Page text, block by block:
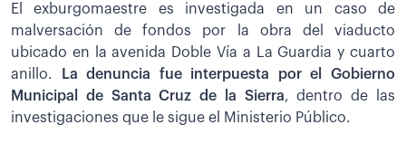
El exburgomaestre es investigada en un caso de
malversación de fondos por la obra del viaducto
ubicado en la avenida Doble Vía a La Guardia y cuarto
anillo.
La denuncia fue interpuesta por el Gobierno
Municipal de Santa Cruz de la Sierra, dentro de las
investigaciones que le sigue el Ministerio Público.